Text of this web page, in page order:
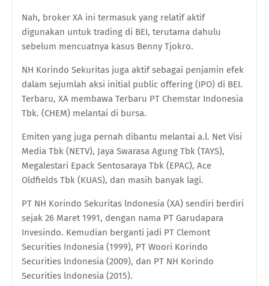
Nah, broker XA ini termasuk yang relatif aktif
digunakan untuk trading di BEI, terutama dahulu
sebelum mencuatnya kasus Benny Tjokro.
NH Korindo Sekuritas juga aktif sebagai penjamin efek
dalam sejumlah aksi initial public offering (IPO) di BEI.
Terbaru, XA membawa Terbaru PT Chemstar Indonesia
Tbk. (CHEM) melantai di bursa.
Emiten yang juga pernah dibantu melantai a.l. Net Visi
Media Tbk (NETV), Jaya Swarasa Agung Tbk (TAYS),
Megalestari Epack Sentosaraya Tbk (EPAC), Ace
Oldfields Tbk (KUAS), dan masih banyak lagi.
PT NH Korindo Sekuritas lndonesia (XA) sendiri berdiri
sejak 26 Maret 1991, dengan nama PT Garudapara
Invesindo. Kemudian berganti jadi PT Clemont
Securities Indonesia (1999), PT Woori Korindo
Securities lndonesia (2009), dan PT NH Korindo
Securities lndonesia (2015).